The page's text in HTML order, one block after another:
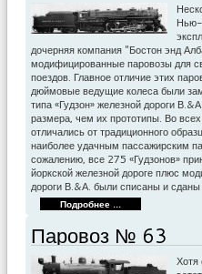
Нью-
дочерняя компания "Бостон энд
модифицированные паровозы для
поездов. Главное отличие этих
дюймовые ведущие колеса были
типа «Гудзон» железной дороги
размера, чем их прототи­пы. Во
отличались от традиционного
наиболее удачным пассажирским
сожалению, все 275 «Гудзонов»
йоркской железной дороге плюс
дороги В.&А. были списаны и
Подробнее ...
Паровоз № 63
Хотя